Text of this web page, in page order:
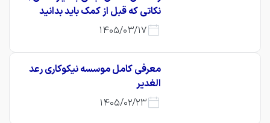
نکاتی که قبل از کمک باید بدانید
1405/03/17
معرفی کامل موسسه نیکوکاری رعد
الغدیر
1405/02/23